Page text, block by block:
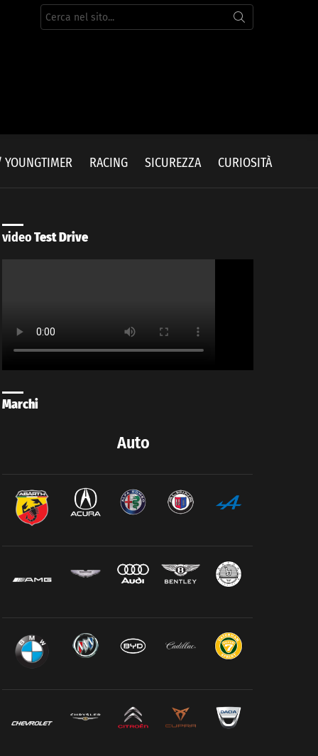
Cerca
per:
YOUNGTIMER RACING SICUREZZA CURIOSITÀ
videoTest Drive
Marchi
Auto